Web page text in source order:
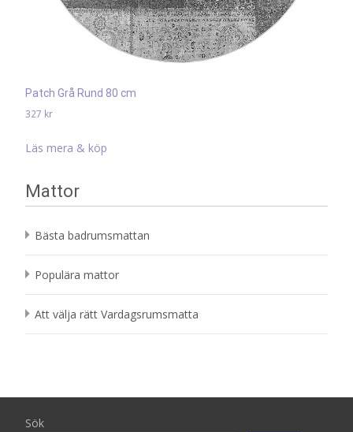
Patch Grå Rund 80 cm
327 kr
Läs mera & köp
Mattor
Bästa badrumsmattan
Populära mattor
Att välja rätt Vardagsrumsmatta
Sök